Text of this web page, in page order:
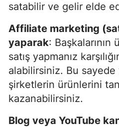
satabilir ve gelir elde
Affiliate marketing
yaparak: Başkalarının
satış yapmanız
alabilirsiniz. Bu sayede
şirketlerin ürünlerini
kazanabilirsiniz.
Blog veya YouTube